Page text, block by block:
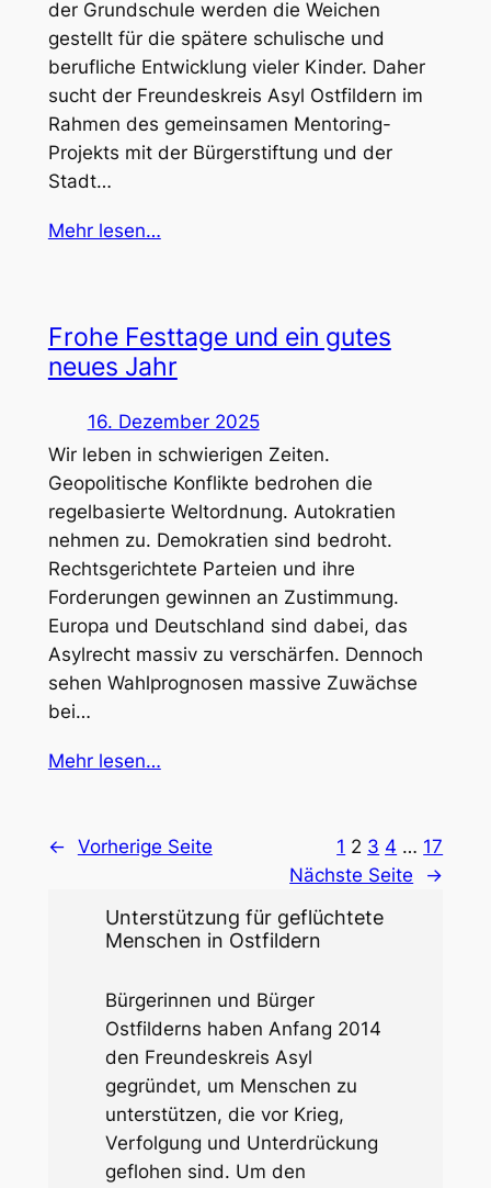
der Grundschule werden die Weichen
gestellt für die spätere schulische und
berufliche Entwicklung vieler Kinder. Daher
sucht der Freundeskreis Asyl Ostfildern im
Rahmen des gemeinsamen Mentoring-
Projekts mit der Bürgerstiftung und der
Stadt…
Mehr lesen…
Frohe Festtage und ein gutes
neues Jahr
16. Dezember 2025
Wir leben in schwierigen Zeiten.
Geopolitische Konflikte bedrohen die
regelbasierte Weltordnung. Autokratien
nehmen zu. Demokratien sind bedroht.
Rechtsgerichtete Parteien und ihre
Forderungen gewinnen an Zustimmung.
Europa und Deutschland sind dabei, das
Asylrecht massiv zu verschärfen. Dennoch
sehen Wahlprognosen massive Zuwächse
bei…
Mehr lesen…
← Vorherige Seite 1 2 3 4 … 17
Nächste Seite
→
Unterstützung für geflüchtete
Menschen in Ostfildern
Bürgerinnen und Bürger
Ostfilderns haben Anfang 2014
den Freundeskreis Asyl
gegründet, um Menschen zu
unterstützen, die vor Krieg,
Verfolgung und Unterdrückung
geflohen sind. Um den